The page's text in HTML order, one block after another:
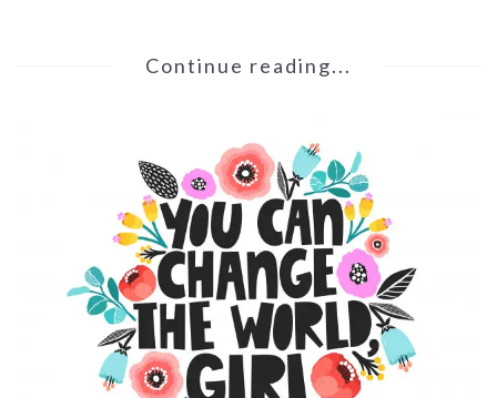
Continue reading...